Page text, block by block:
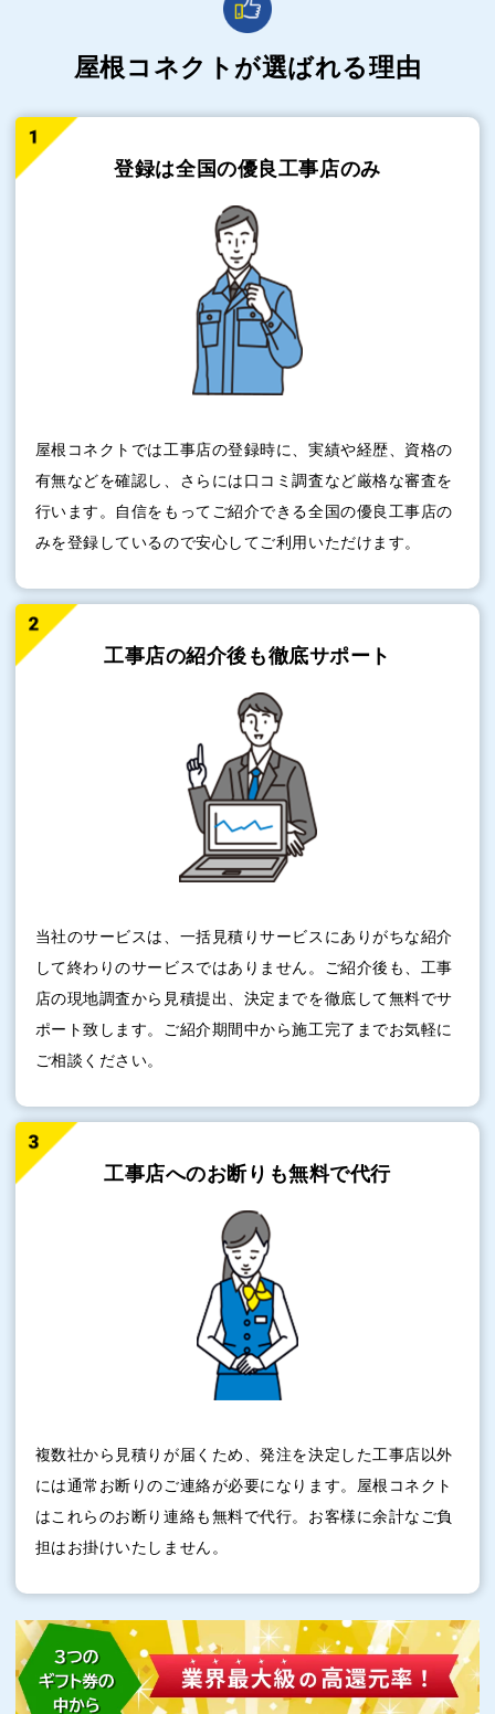
屋根コネクトが選ばれる理由
登録は全国の優良工事店のみ
屋根コネクトでは工事店の登録時に、実績や経歴、資格の
有無などを確認し、さらには口コミ調査など厳格な審査を
行います。自信をもってご紹介できる全国の優良工事店の
みを登録しているので安心してご利用いただけます。
工事店の紹介後も徹底サポート
当社のサービスは、一括見積りサービスにありがちな紹介
して終わりのサービスではありません。ご紹介後も、工事
店の現地調査から見積提出、決定までを徹底して無料でサ
ポート致します。ご紹介期間中から施工完了までお気軽に
ご相談ください。
工事店へのお断りも無料で代行
複数社から見積りが届くため、発注を決定した工事店以外
には通常お断りのご連絡が必要になります。屋根コネクト
はこれらのお断り連絡も無料で代行。お客様に余計なご負
担はお掛けいたしません。